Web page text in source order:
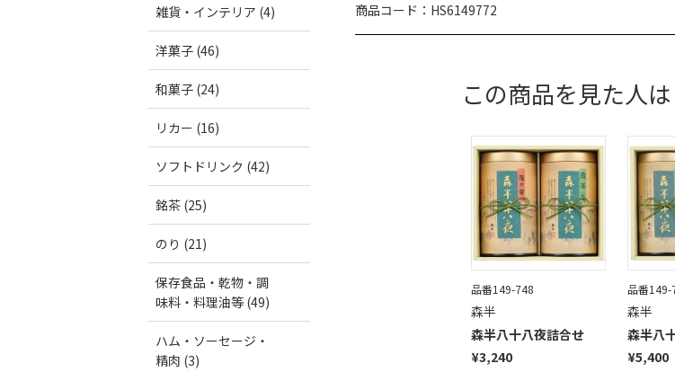
商品コード：HS6149772
この商品を見た人
品番149-748
森半
森半八十八夜詰合せ
¥3,240
品番149-
森半
森半八
¥5,400
雑貨・インテリア (4)
洋菓子 (46)
和菓子 (24)
リカー (16)
ソフトドリンク (42)
銘茶 (25)
のり (21)
保存食品・乾物・調
味料・料理油等 (49)
ハム・ソーセージ・
精肉 (3)